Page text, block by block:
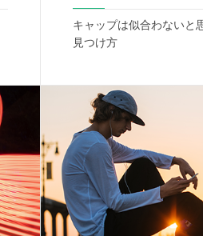
キャップは似合わないと
見つけ方